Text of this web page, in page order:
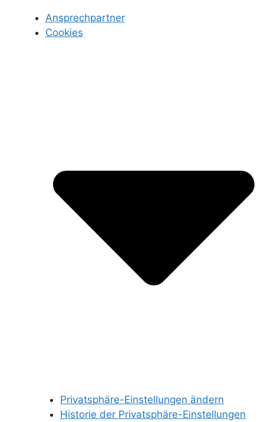
Ansprechpartner
Cookies
Privatsphäre-Einstellungen ändern
Historie der Privatsphäre-Einstellungen